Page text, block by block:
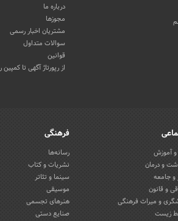
درباره ما
مجوزها
مشتریان اخبار رسمی
سوالات متداول
قوانین
از رپورتاژ آگهی تا
آموزش
و درمان
جامعه
و قانون
و میراث فرهنگی
زیست
فرهنگی
رسانه‌ها
نشریات و کتاب
سینما و تئاتر
موسیقی
هنرهای تجسمی
صنایع دستی